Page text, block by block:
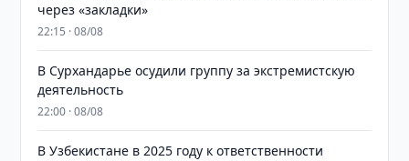
через «закладки»
22:15 · 08/08
В Сурхандарье осудили группу за экстремистскую
деятельность
22:00 · 08/08
В Узбекистане в 2025 году к ответственности